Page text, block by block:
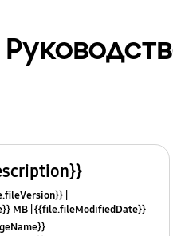
MB {{file.fileModifiedDate}}